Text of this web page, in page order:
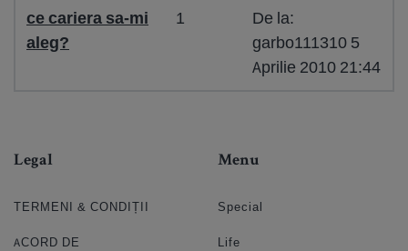
ce cariera sa-mi
aleg?
1
De la:
garbo111310 5
Aprilie 2010 21:44
Legal
TERMENI & CONDIȚII
ACORD DE
Menu
Special
Life